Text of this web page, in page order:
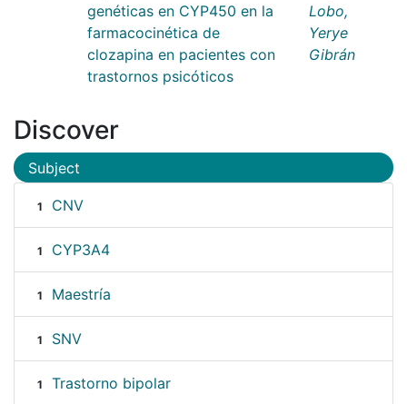
genéticas en CYP450 en la
farmacocinética de
clozapina en pacientes con
trastornos psicóticos
Lobo,
Yerye
Gibrán
Discover
Subject
1 CNV
1 CYP3A4
1 Maestría
1 SNV
1 Trastorno bipolar